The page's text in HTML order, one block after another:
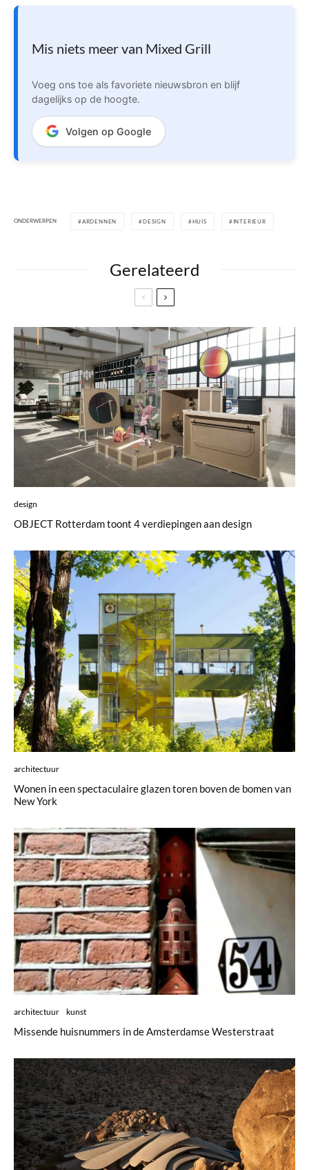
Mis niets meer van Mixed Grill
Voeg ons toe als favoriete nieuwsbron en blijf
dagelijks op de hoogte.
Volgen op Google
ONDERWERPEN ARDENNEN DESIGN HUIS INTERIEUR
Gerelateerd
design
OBJECT Rotterdam toont 4 verdiepingen aan design
architectuur
Wonen in een spectaculaire glazen toren boven de bomen van
New York
architectuur kunst
Missende huisnummers in de Amsterdamse Westerstraat